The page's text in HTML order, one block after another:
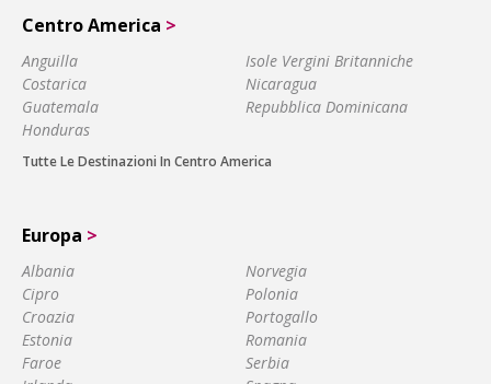
Centro America >
Anguilla
Costarica
Guatemala
Honduras
Isole Vergini Britanniche
Nicaragua
Repubblica Dominicana
Tutte Le Destinazioni In Centro America
Europa >
Albania
Cipro
Croazia
Estonia
Faroe
Norvegia
Polonia
Portogallo
Romania
Serbia